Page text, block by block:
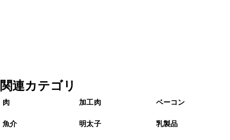
関連カテゴリ
肉 加工肉 ベーコン
魚介 明太子 乳製品